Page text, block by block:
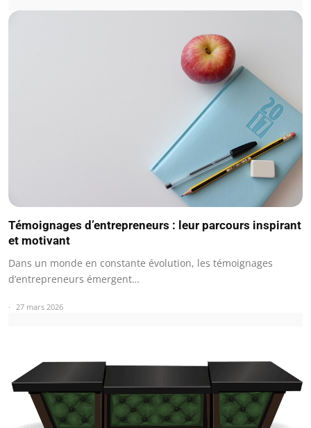
Témoignages d’entrepreneurs : leur parcours inspirant
et motivant
Dans un monde en constante évolution, les témoignages
d’entrepreneurs émergent…
27 mars 2026